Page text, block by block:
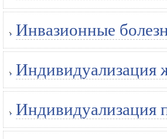
Инвазионные
Индивидуализация
Индивидуализация